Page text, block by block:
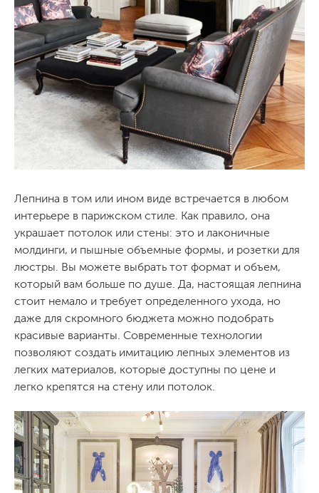
Лепнина в том или ином виде встречается в любом
интерьере в парижском стиле. Как правило, она
украшает потолок или стены: это и лаконичные
молдинги, и пышные объемные формы, и розетки для
люстры. Вы можете выбрать тот формат и объем,
который вам больше по душе. Да, настоящая лепнина
стоит немало и требует определенного ухода, но
даже для скромного бюджета можно подобрать
красивые варианты. Современные технологии
позволяют создать имитацию лепных элементов из
легких материалов, которые доступны по цене и
легко крепятся на стену или потолок.